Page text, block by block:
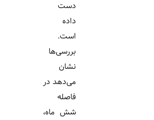
بررسی‌ها
می‌دهد در
شش ماه،